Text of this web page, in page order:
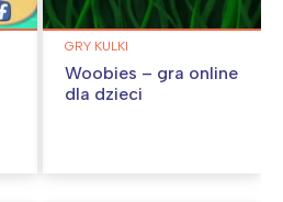
GRY KULKI
Woobies – gra online
dla dzieci